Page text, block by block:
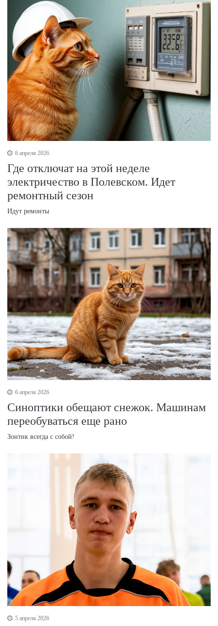
6 апреля 2026
Где отключат на этой неделе
электричество в Полевском. Идет
ремонтный сезон
Идут ремонты
6 апреля 2026
Синоптики обещают снежок. Машинам
переобуваться еще рано
Зонтик всегда с собой!
5 апреля 2026